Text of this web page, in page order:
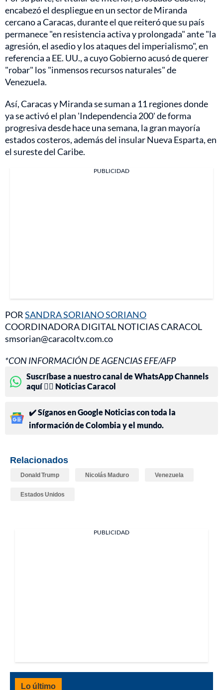
encabezó el despliegue en un sector de Miranda
cercano a Caracas, durante el que reiteró que su país
permanece "en resistencia activa y prolongada" ante "la
agresión, el asedio y los ataques del imperialismo", en
referencia a EE. UU., a cuyo Gobierno acusó de querer
"robar" los "inmensos recursos naturales" de
Venezuela.
Así, Caracas y Miranda se suman a 11 regiones donde
ya se activó el plan 'Independencia 200' de forma
progresiva desde hace una semana, la gran mayoría
estados costeros, además del insular Nueva Esparta, en
el sureste del Caribe.
PUBLICIDAD
PORSANDRA SORIANO SORIANO
COORDINADORA DIGITAL NOTICIAS CARACOL
smsorian@caracoltv.com.co
*CON INFORMACIÓN DE AGENCIAS EFE/AFP
Suscríbase a nuestro canal de WhatsApp Channels
aquí 👉🏻 Noticias Caracol
✔️ Síganos en Google Noticias con toda la
información de Colombia y el mundo.
Relacionados
Donald Trump Nicolás Maduro Venezuela
Estados Unidos
PUBLICIDAD
Lo último